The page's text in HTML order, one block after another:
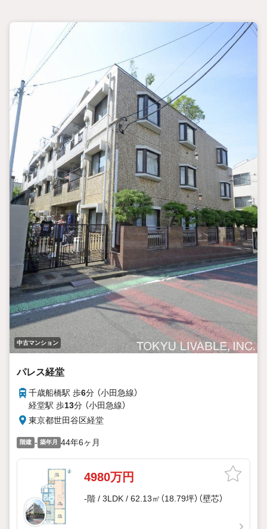
上記時間はお電話が繋がりやすくなっております。ぜひお気
軽にご連絡下さい！
現地を見学される場合は「室内・現地を見学する（無料）」ボタ
ンよりご希望の日時をご記入いただけますとスムーズにご案
内が可能です。
【ウィル不動産販売はここが強み】
（1）住宅ローンに精通しており、社内にローン専門部署があ
（2）施工実績多数のリフォーム部門も社内にあります！
（3）定休日なし！
中古マンション
パレス経堂
千歳船橋駅 歩6分 （小田急線）
経堂駅 歩13分 （小田急線）
東京都世田谷区経堂
階建 - 築年月 44年6ヶ月
4980万円
-階 / 3LDK / 62.13㎡（18.79坪）（壁芯）